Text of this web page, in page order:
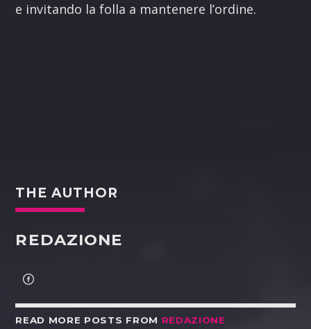
e invitando la folla a mantenere l’ordine.
THE AUTHOR
REDAZIONE
READ MORE POSTS FROM REDAZIONE